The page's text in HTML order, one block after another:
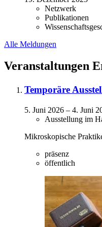
Netzwerk
Publikationen
Alle Meldungen
Veranstaltungen
Temporäre
5. Juni 2026 – 4. Juni
Ausstellung im
Mikroskopische
präsenz
öffentlich